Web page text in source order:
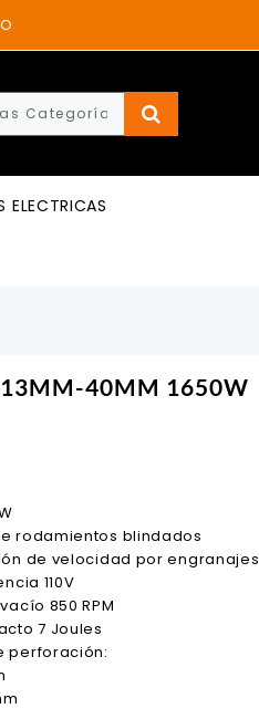
ELECTRICAS
40MM 1650W
rodamientos blindados
de velocidad por engranajes
110V
850 RPM
7 Joules
perforación: